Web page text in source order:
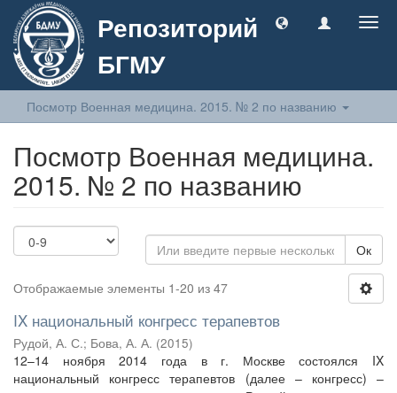
Репозиторий
БГМУ
Посмотр Военная медицина. 2015. № 2 по названию
Посмотр Военная медицина.
2015. № 2 по названию
Ок
Отображаемые элементы 1-20 из 47
IX национальный конгресс терапевтов
Рудой, А. С.; Бова, А. А. (2015)
12–14 ноября 2014 года в г. Москве состоялся IX
национальный конгресс терапевтов (далее – конгресс) –